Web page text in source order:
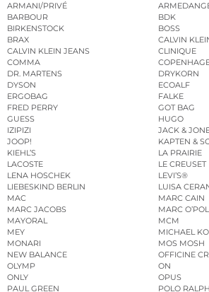
ARMANI/PRIVÉ
BARBOUR
BDK
BIRKENSTOCK
BOSS
BRAX
CALVIN
CALVIN KLEIN JEANS
CLINIQUE
COMMA
DR. MARTENS
DRYKORN
DYSON
ECOALF
ERGOBAG
FALKE
FRED PERRY
GOT BAG
GUESS
HUGO
IZIPIZI
JACK &
JOOP!
KAPTEN &
KIEHL’S
LA PRAIRIE
LACOSTE
LE CREUSET
LENA HOSCHEK
LEVI’S®
LIEBESKIND BERLIN
LUISA
MAC
MARC CAIN
MARC JACOBS
MARC
MAYORAL
MCM
MEY
MICHAEL
MONARI
MOS MOSH
NEW BALANCE
OFFICINE
OLYMP
ON
ONLY
OPUS
PAUL GREEN
POLO